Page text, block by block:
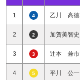
1 4 乙川 高徳
2 2 加賀美智史
3 3 辻本 兼市
4 5 平川 公一